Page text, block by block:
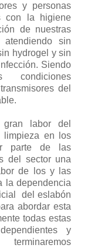
y personas
con la higiene
de nuestras
sin
hydrogel y sin
Siendo
del
labor del
limpieza en los
parte de las
del sector una
de los y las
la dependencia
del eslabón
abordar esta
todas estas
y